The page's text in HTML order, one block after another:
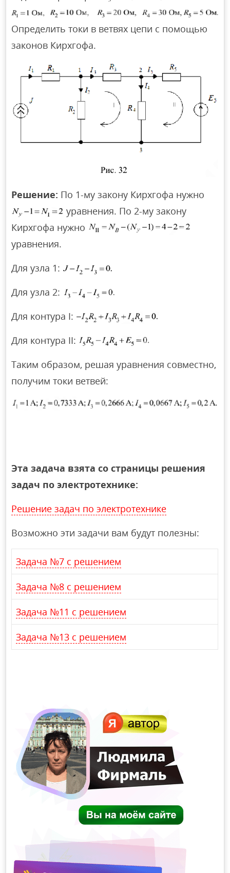
Определить токи в ветвях цепи с помощью
законов Кирхгофа.
Решение: По 1-му закону Кирхгофа нужно
уравнения. По 2-му закону
Кирхгофа нужно
уравнения.
Для узла 1:
Для узла 2:
Для контура I:
Для контура II:
Таким образом, решая уравнения совместно,
получим токи ветвей:
Эта задача взята со страницы решения
задач по электротехнике:
Решение задач по электротехнике
Возможно эти задачи вам будут полезны:
Задача №7 с решением
Задача №8 с решением
Задача №11 с решением
Задача №13 с решением